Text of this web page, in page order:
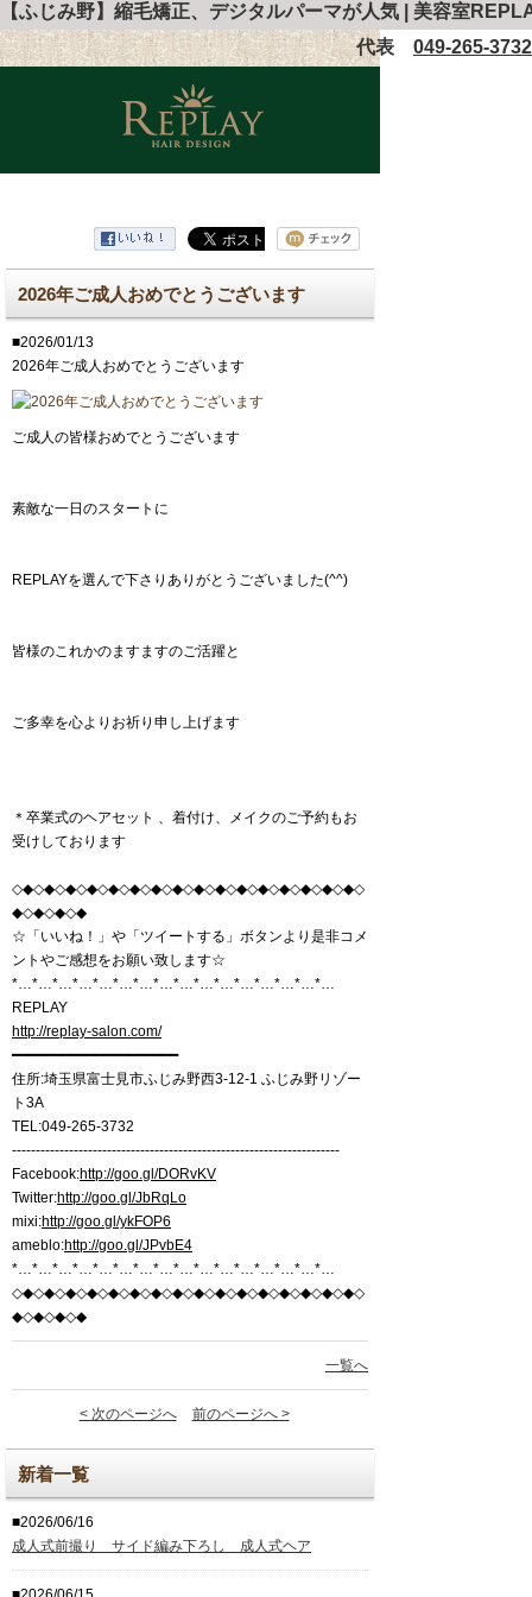
【ふじみ野】縮毛矯正、デジタルパーマが人気 | 美容室
代表 049-265-3732
2026年ご成人おめでとうございます
■2026/01/13
2026年ご成人おめでとうございます
ご成人の皆様おめでとうございます
素敵な一日のスタートに
REPLAYを選んで下さりありがとうございました(^^)
皆様のこれかのますますのご活躍と
ご多幸を心よりお祈り申し上げます
＊卒業式のヘアセット 、着付け、メイクのご予約もお
受けしております
◇◆◇◆◇◆◇◆◇◆◇◆◇◆◇◆◇◆◇◆◇◆◇◆◇◆◇◆◇◆◇◆◇
◆◇◆◇◆◇◆
☆「いいね！」や「ツイートする」ボタンより是非コメ
ントやご感想をお願い致します☆
*…*…*…*…*…*…*…*…*…*…*…*…*…*…*…*…
REPLAY
http://replay-salon.com/
━━━━━━━━━━━━━━━━━━━━
住所:埼玉県富士見市ふじみ野西3-12-1 ふじみ野リゾー
ト3A
TEL:049-265-3732
---------------------------------------------------------------------
Facebook:http://goo.gl/DORvKV
Twitter:http://goo.gl/JbRqLo
mixi:http://goo.gl/ykFOP6
ameblo:http://goo.gl/JPvbE4
*…*…*…*…*…*…*…*…*…*…*…*…*…*…*…*…
◇◆◇◆◇◆◇◆◇◆◇◆◇◆◇◆◇◆◇◆◇◆◇◆◇◆◇◆◇◆◇◆◇
◆◇◆◇◆◇◆
一覧へ
< 次のページへ 前のページへ >
新着一覧
■2026/06/16
成人式前撮り サイド編み下ろし 成人式ヘア